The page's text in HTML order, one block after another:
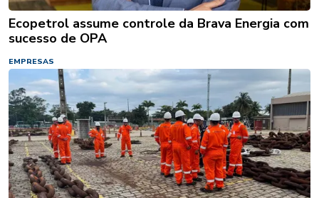
Ecopetrol assume controle da Brava Energia com
sucesso de OPA
EMPRESAS